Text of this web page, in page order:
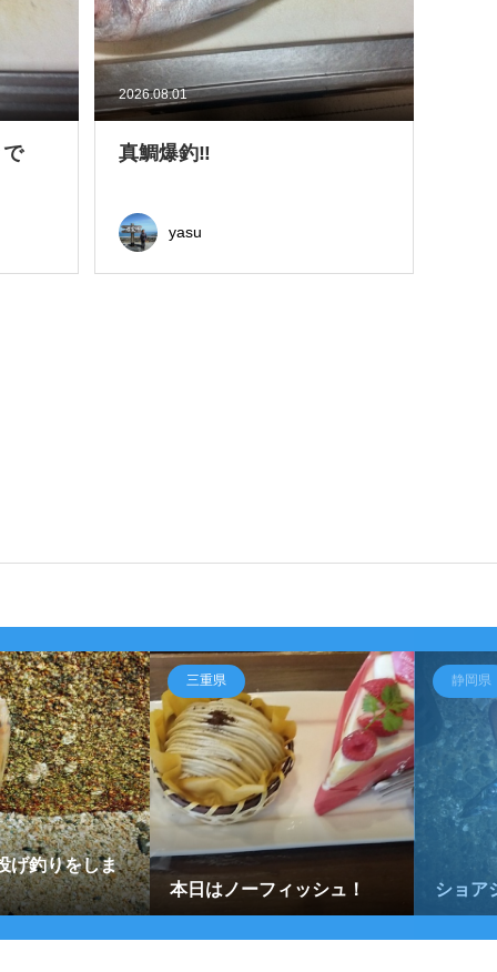
2026.08.01
真鯛爆釣‼
yasu
げ釣りをしま
三重県
本日はノーフィッシュ！
静岡県
ショア